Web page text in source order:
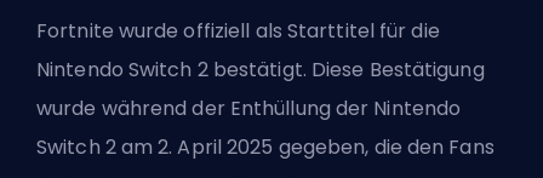
Fortnite wurde offiziell als Starttitel für die
Nintendo Switch 2 bestätigt. Diese Bestätigung
wurde während der Enthüllung der Nintendo
Switch 2 am 2. April 2025 gegeben, die den Fans